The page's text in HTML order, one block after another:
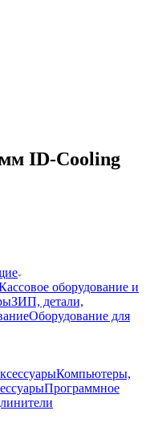
ID-Cooling
оборудование и
ЗИП, детали,
Оборудование для
Компьютеры,
Программное